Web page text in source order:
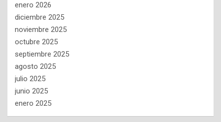
enero 2026
diciembre 2025
noviembre 2025
octubre 2025
septiembre 2025
agosto 2025
julio 2025
junio 2025
enero 2025